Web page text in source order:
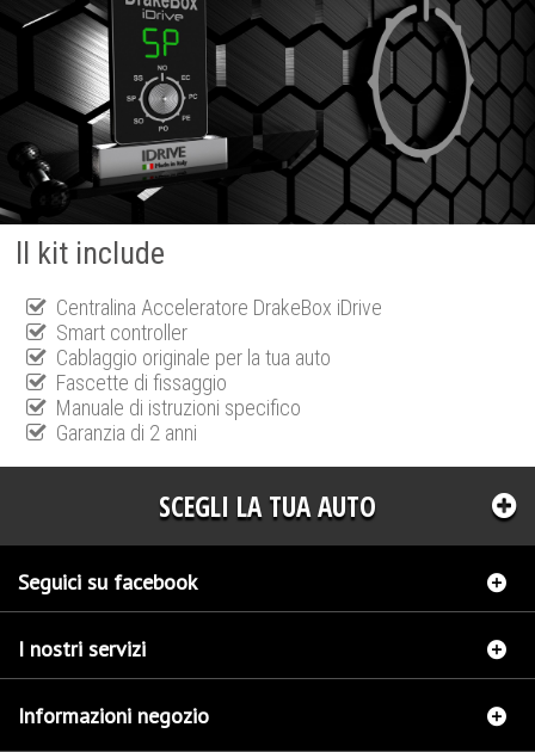
Il kit include
Centralina Acceleratore DrakeBox iDrive
Smart controller
Cablaggio originale per la tua auto
Fascette di fissaggio
Manuale di istruzioni specifico
Garanzia di 2 anni
SCEGLI LA TUA AUTO
Seguici su facebook
I nostri servizi
Informazioni negozio